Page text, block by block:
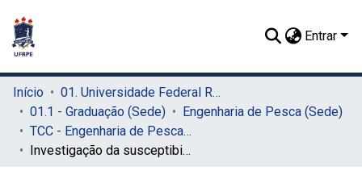
Entrar
Início
01. Universidade Federal Rural de Pernambuco - UFRPE (Sede)
01.1 - Graduação (Sede)
Engenharia de Pesca (Sede)
TCC - Engenharia de Pesca (Sede)
Investigação da susceptibilidade do Macrobrachium rosenbergii ao Vírus da Mionecrose Infecciosa (IMNV) através de infecção experimental